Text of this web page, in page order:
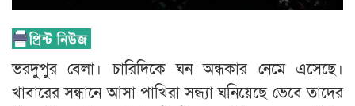
ভরদুপুর বেলা। চারিদিকে ঘন অন্ধকার নেমে এসেছে।
খাবারের সন্ধানে আসা পাখিরা সন্ধ্যা ঘনিয়েছে ভেবে তাদের